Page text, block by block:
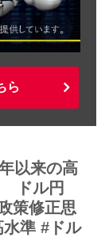
ら
以来の高
ドル円
策修正思
準 #ドル